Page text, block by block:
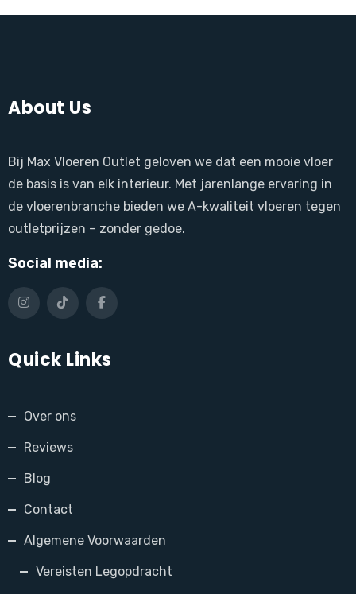
About Us
Bij Max Vloeren Outlet geloven we dat een mooie vloer
de basis is van elk interieur. Met jarenlange ervaring in
de vloerenbranche bieden we A-kwaliteit vloeren tegen
outletprijzen – zonder gedoe.
Social media:
Quick Links
Over ons
Reviews
Blog
Contact
Algemene Voorwaarden
Vereisten Legopdracht